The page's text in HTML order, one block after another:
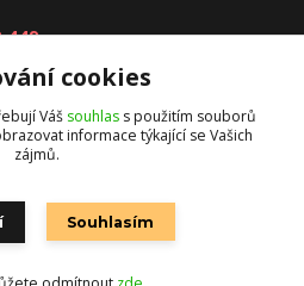
449
cookies
Váš souhlas s použitím souborů
informace týkající se Vašich
zájmů.
Souhlasím